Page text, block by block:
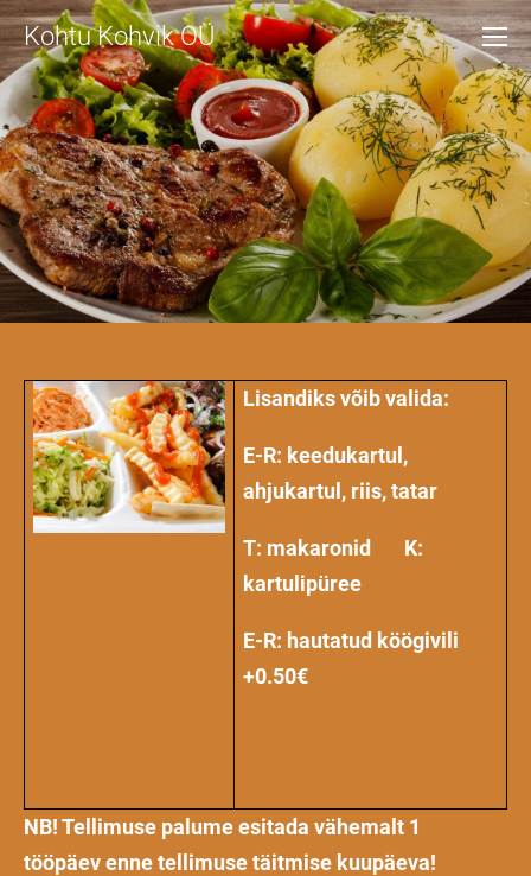
Kohtu Kohvik OÜ
Lisandiks võib valida:
E-R: keedukartul,
ahjukartul, riis, tatar
T: makaronid K:
kartulipüree
E-R: hautatud köögivili
+0.50€
NB! Tellimuse palume esitada vähemalt 1
tööpäevenne tellimuse täitmise kuupäeva!